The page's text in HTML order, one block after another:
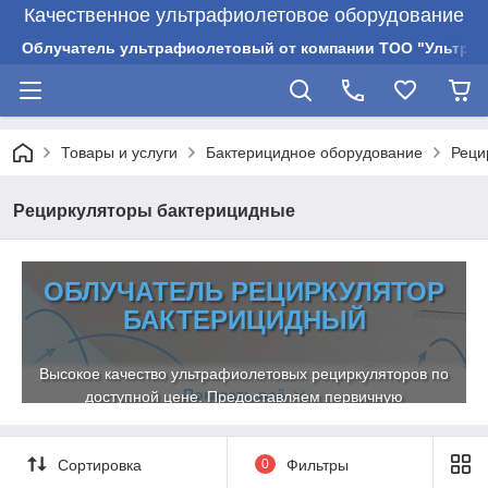
Качественное ультрафиолетовое оборудование
Облучатель ультрафиолетовый от компании ТОО
Товары и услуги Бактерицидное оборудование
Рециркуляторы бактерицидные
ОБЛУЧАТЕЛЬ РЕЦИРКУЛЯТОР
БАКТЕРИЦИДНЫЙ
Высокое качество ультрафиолетовых рециркуляторов по
доступной цене. Предоставляем первичную
обслуживание. На всю медтехнику действует гарантия 24
месяца.
Показать всё
Сортировка 0 Фильтры